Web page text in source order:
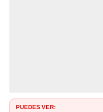
PUEDES VER: